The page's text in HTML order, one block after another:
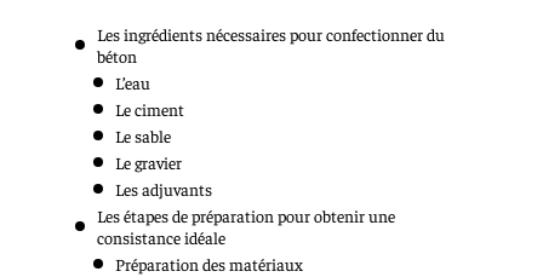
Les ingrédients nécessaires pour confectionner du
béton
L’eau
Le ciment
Le sable
Le gravier
Les adjuvants
Les étapes de préparation pour obtenir une
consistance idéale
Préparation des matériaux